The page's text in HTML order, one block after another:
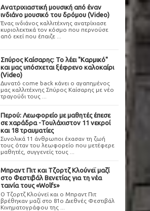
Ανατριχιαστική μουσική από έναν
ινδιάνο μουσικό του δρόμου (Video)
Ένας ινδιάνος καλλιτέχνης ανατρίχιασε
κυριολεκτικά τον κόσμο που περνούσε
από εκεί που έπαιζε ...
Σπύρος Καίσαρης: Το λέει "Καρμικό"
και μας υπόσχεται ξέφρενο καλοκαίρι
(Video)
Δυνατό come back κάνει ο αγαπημένος
μας καλλιτέχνης Σπύρος Καίσαρης με νέο
τραγούδι τους ...
Περού: Λεωφορείο με μαθητές έπεσε
σε χαράδρα -Τουλάχιστον 11 νεκροί
και 18 τραυματίες
Συνολικά 11 άνθρωποι έχασαν τη ζωή
τους όταν του λεωφορείο που μετέφερε
μαθητές, συγγενείς τους ...
Μπραντ Πιτ και Τζορτζ Κλούνεϊ μαζί
στο Φεστιβάλ Βενετίας για τη νέα
ταινία τους «Wolfs»
Ο Τζορτζ Κλούνεϊ και ο Μπραντ Πιτ
βρέθηκαν μαζί στο 81ο Διεθνές Φεστιβάλ
Κινηματογράφου της ...